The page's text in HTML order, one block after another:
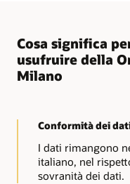
Cosa significa
usufruire della
Milano
Conformità dei
I dati rimangono
italiano, nel
sovranità dei dati.